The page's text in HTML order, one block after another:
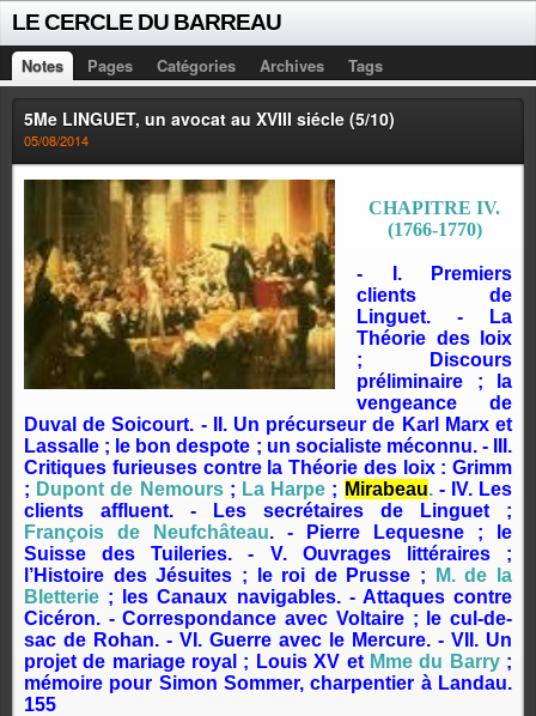
LE CERCLE DU BARREAU
Notes Pages Catégories Archives Tags
5Me LINGUET, un avocat au XVIII siécle (5/10)
05/08/2014
CHAPITRE IV.
(1766-1770)
- I. Premiers
clients de
Linguet. - La
Théorie des loix
; Discours
préliminaire ; la
vengeance de
Duval de Soicourt. - II. Un précurseur de Karl Marx et
Lassalle ; le bon despote ; un socialiste méconnu. - III.
Critiques furieuses contre la Théorie des loix : Grimm
; Dupont de Nemours; La Harpe ; Mirabeau.- IV. Les
clients affluent. - Les secrétaires de Linguet ;
François de Neufchâteau. - Pierre Lequesne ; le
Suisse des Tuileries. - V. Ouvrages littéraires ;
l’Histoire des Jésuites ; le roi de Prusse ;
M. de la
Bletterie ; les Canaux navigables. - Attaques contre
Cicéron. - Correspondance avec Voltaire ; le cul-de-
sac de Rohan. - VI. Guerre avec le Mercure. - VII. Un
projet de mariage royal ; Louis XV et Mme du Barry;
mémoire pour Simon Sommer, charpentier à Landau.
155